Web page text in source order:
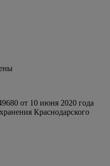
от 10 июня 2020 года
Краснодарского